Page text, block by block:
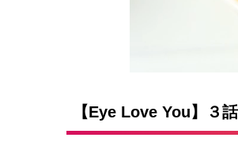
【Eye Love You】３